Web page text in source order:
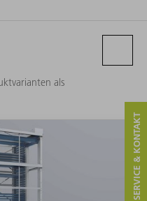
als
SERVICE & KONTAKT